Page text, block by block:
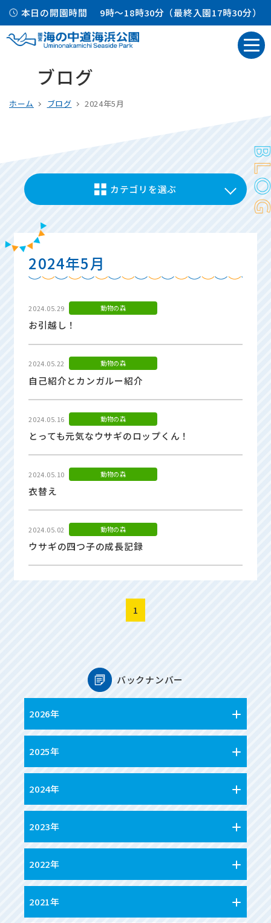
本日の開園時間 9時～18時30分（最終入園17時30分）
ブログ
ホーム ブログ 2024年5月
カテゴリを選ぶ
2024年5月
2024.05.29 動物の森
お引越し！
2024.05.22 動物の森
自己紹介とカンガルー紹介
2024.05.16 動物の森
とっても元気なウサギのロップくん！
2024.05.10 動物の森
衣替え
2024.05.02 動物の森
ウサギの四つ子の成長記録
1
バックナンバー
2026年
2025年
2024年
2023年
2022年
2021年